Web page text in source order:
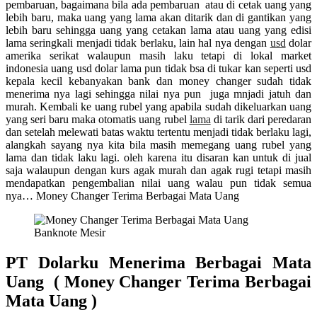
pembaruan, bagaimana bila ada pembaruan atau di cetak uang yang
lebih baru, maka uang yang lama akan ditarik dan di gantikan yang
lebih baru sehingga uang yang cetakan lama atau uang yang edisi
lama seringkali menjadi tidak berlaku, lain hal nya dengan usd dolar
amerika serikat walaupun masih laku tetapi di lokal market
indonesia uang usd dolar lama pun tidak bsa di tukar kan seperti usd
kepala kecil kebanyakan bank dan money changer sudah tidak
menerima nya lagi sehingga nilai nya pun juga mnjadi jatuh dan
murah. Kembali ke uang rubel yang apabila sudah dikeluarkan uang
yang seri baru maka otomatis uang rubel lama di tarik dari peredaran
dan setelah melewati batas waktu tertentu menjadi tidak berlaku lagi,
alangkah sayang nya kita bila masih memegang uang rubel yang
lama dan tidak laku lagi. oleh karena itu disaran kan untuk di jual
saja walaupun dengan kurs agak murah dan agak rugi tetapi masih
mendapatkan pengembalian nilai uang walau pun tidak semua
nya… Money Changer Terima Berbagai Mata Uang
Banknote Mesir
PT Dolarku Menerima Berbagai Mata
Uang ( Money Changer Terima Berbagai
Mata Uang )